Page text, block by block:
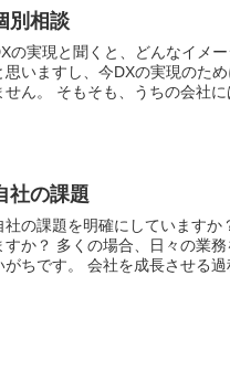
別相談
の実現と聞くと、どんなイメ
思いますし、今DXの実現のた
せん。 そもそも、うちの会社に
社の課題
社の課題を明確にしています
すか？ 多くの場合、日々の業
がちです。 会社を成長させる過